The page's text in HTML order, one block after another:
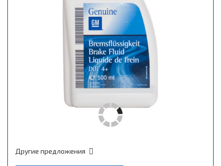
Другие предложения